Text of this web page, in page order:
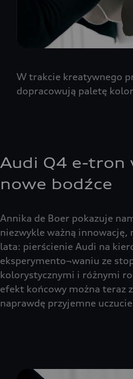
W trakcie kreatywnego
dopracowują paletę
Audi Q4 e-tron
nowe bodźce
Annika de Boer pokazuje
niezwykle ważną innowację,
lata: pierścienie Audi na
eksperymento¬waniu ze
kolorystycznymi i różnymi
efekt końcowy można teraz
naprawdę przyjemne